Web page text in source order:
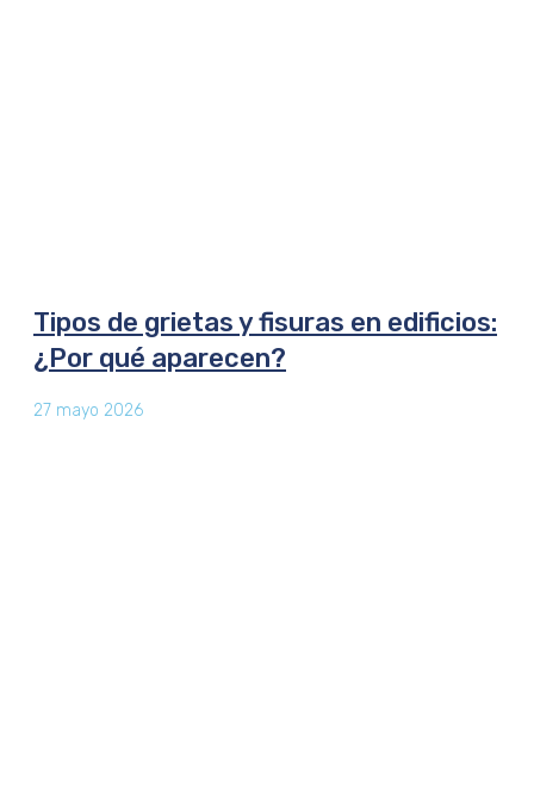
Tipos de grietas y fisuras en edificios:
¿Por qué aparecen?
27 mayo 2026